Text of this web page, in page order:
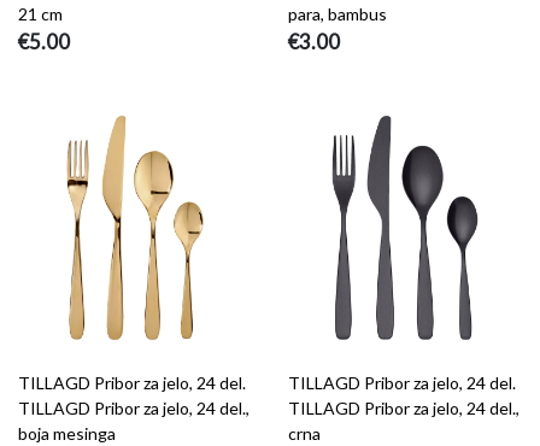
21 cm
€5.00
para, bambus
€3.00
TILLAGD Pribor za jelo, 24 del.
TILLAGD Pribor za jelo, 24 del.,
boja mesinga
TILLAGD Pribor za jelo, 24 del.
TILLAGD Pribor za jelo, 24 del.,
crna